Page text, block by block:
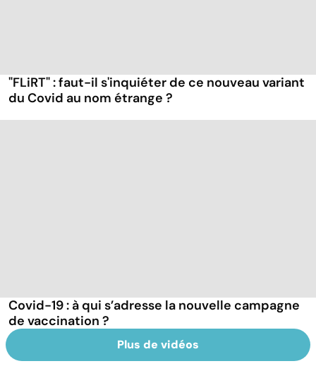
"FLiRT" : faut-il s'inquiéter de ce nouveau variant
du Covid au nom étrange ?
Covid-19 : à qui s’adresse la nouvelle campagne
de vaccination ?
Plus de vidéos